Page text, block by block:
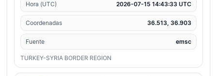
Hora (UTC) 2026-07-15 14:43:33 UTC
Coordenadas 36.513, 36.903
Fuente emsc
TURKEY-SYRIA BORDER REGION